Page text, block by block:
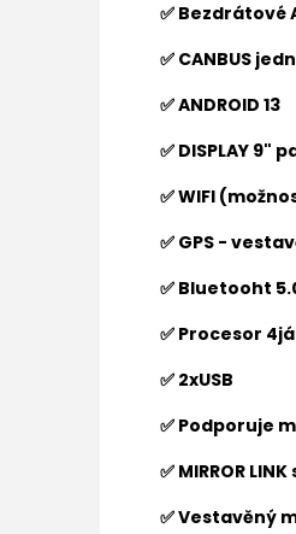
✅ Bezdrátové
✅ CANBUS
✅ ANDROID 13
✅ DISPLAY 9"
✅ WIFI
✅ GPS -
✅ Bluetooht
✅ Procesor
✅ 2xUSB
✅ Podporuje
✅ MIRROR
✅ Vestavěný